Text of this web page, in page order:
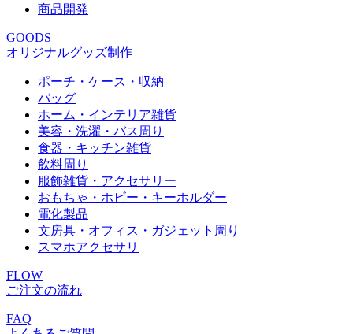
商品開発
GOODS
オリジナルグッズ制作
ポーチ・ケース・収納
バッグ
ホーム・インテリア雑貨
美容・洗濯・バス周り
食器・キッチン雑貨
飲料周り
服飾雑貨・アクセサリー
おもちゃ・ホビー・キーホルダー
電化製品
文房具・オフィス・ガジェット周り
スマホアクセサリ
FLOW
ご注文の流れ
FAQ